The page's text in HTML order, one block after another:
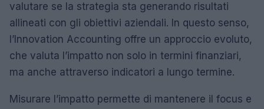
valutare se la strategia sta generando risultati
allineati con gli obiettivi aziendali. In questo senso,
l’Innovation Accounting offre un approccio evoluto,
che valuta l’impatto non solo in termini finanziari,
ma anche attraverso indicatori a lungo termine.
Misurare l’impatto permette di mantenere il focus e